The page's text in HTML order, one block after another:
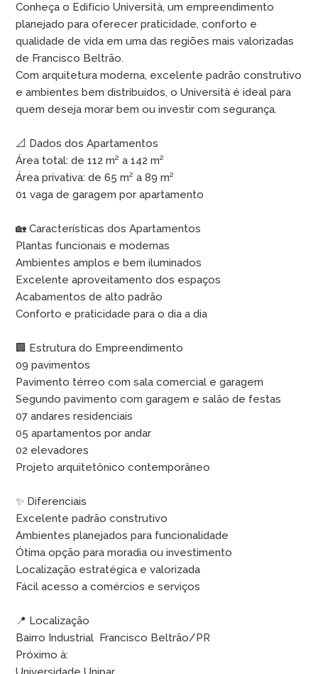
Conheça o Edifício Università, um empreendimento
planejado para oferecer praticidade, conforto e
qualidade de vida em uma das regiões mais valorizadas
de Francisco Beltrão.
Com arquitetura moderna, excelente padrão construtivo
e ambientes bem distribuídos, o Università é ideal para
quem deseja morar bem ou investir com segurança.
📐 Dados dos Apartamentos
Área total: de 112 m² a 142 m²
Área privativa: de 65 m² a 89 m²
01 vaga de garagem por apartamento
🏡 Características dos Apartamentos
Plantas funcionais e modernas
Ambientes amplos e bem iluminados
Excelente aproveitamento dos espaços
Acabamentos de alto padrão
Conforto e praticidade para o dia a dia
🏢 Estrutura do Empreendimento
09 pavimentos
Pavimento térreo com sala comercial e garagem
Segundo pavimento com garagem e salão de festas
07 andares residenciais
05 apartamentos por andar
02 elevadores
Projeto arquitetônico contemporâneo
✨ Diferenciais
Excelente padrão construtivo
Ambientes planejados para funcionalidade
Ótima opção para moradia ou investimento
Localização estratégica e valorizada
Fácil acesso a comércios e serviços
📍 Localização
Bairro Industrial  Francisco Beltrão/PR
Próximo à: